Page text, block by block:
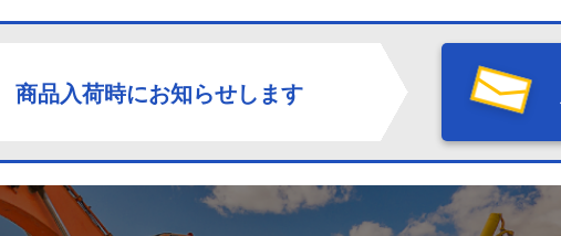
商品入荷時にお知らせします